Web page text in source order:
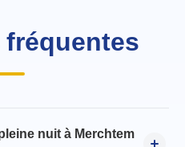
nuit à Merchtem